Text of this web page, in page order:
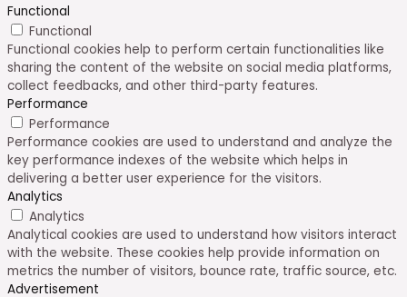
Functional
Functional
Functional cookies help to perform certain functionalities like
sharing the content of the website on social media platforms,
collect feedbacks, and other third-party features.
Performance
Performance
Performance cookies are used to understand and analyze the
key performance indexes of the website which helps in
delivering a better user experience for the visitors.
Analytics
Analytics
Analytical cookies are used to understand how visitors interact
with the website. These cookies help provide information on
metrics the number of visitors, bounce rate, traffic source, etc.
Advertisement